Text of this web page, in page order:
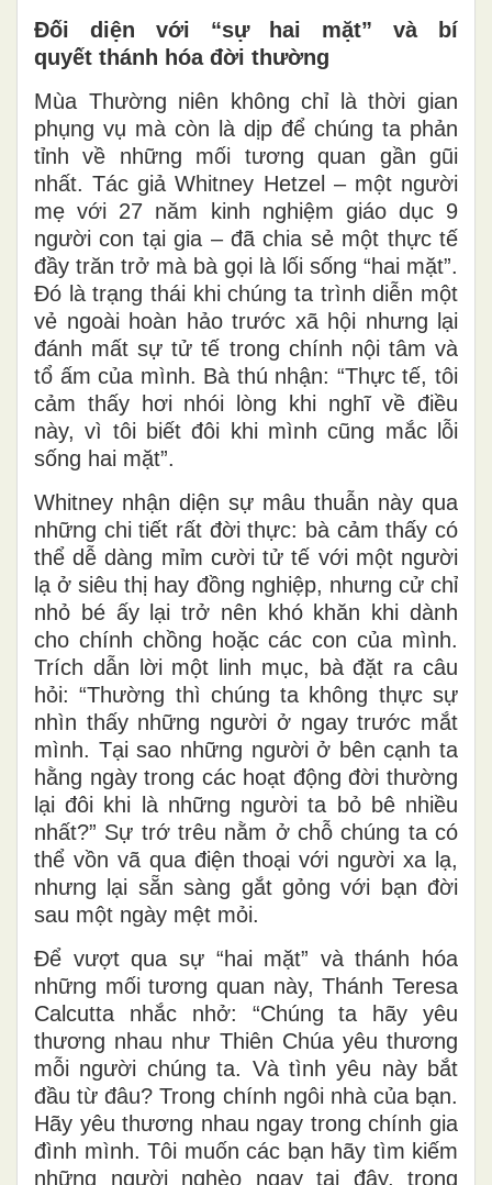
Đối diện với “sự hai mặt” và bí
quyết thánh hóa đời thường
Mùa Thường niên không chỉ là thời gian
phụng vụ mà còn là dịp để chúng ta phản
tỉnh về những mối tương quan gần gũi
nhất. Tác giả Whitney Hetzel – một người
mẹ với 27 năm kinh nghiệm giáo dục 9
người con tại gia – đã chia sẻ một thực tế
đầy trăn trở mà bà gọi là lối sống “hai mặt”.
Đó là trạng thái khi chúng ta trình diễn một
vẻ ngoài hoàn hảo trước xã hội nhưng lại
đánh mất sự tử tế trong chính nội tâm và
tổ ấm của mình. Bà thú nhận: “Thực tế, tôi
cảm thấy hơi nhói lòng khi nghĩ về điều
này, vì tôi biết đôi khi mình cũng mắc lỗi
sống hai mặt”.
Whitney nhận diện sự mâu thuẫn này qua
những chi tiết rất đời thực: bà cảm thấy có
thể dễ dàng mỉm cười tử tế với một người
lạ ở siêu thị hay đồng nghiệp, nhưng cử chỉ
nhỏ bé ấy lại trở nên khó khăn khi dành
cho chính chồng hoặc các con của mình.
Trích dẫn lời một linh mục, bà đặt ra câu
hỏi: “Thường thì chúng ta không thực sự
nhìn thấy những người ở ngay trước mắt
mình. Tại sao những người ở bên cạnh ta
hằng ngày trong các hoạt động đời thường
lại đôi khi là những người ta bỏ bê nhiều
nhất?” Sự trớ trêu nằm ở chỗ chúng ta có
thể vồn vã qua điện thoại với người xa lạ,
nhưng lại sẵn sàng gắt gỏng với bạn đời
sau một ngày mệt mỏi.
Để vượt qua sự “hai mặt” và thánh hóa
những mối tương quan này, Thánh Teresa
Calcutta nhắc nhở: “Chúng ta hãy yêu
thương nhau như Thiên Chúa yêu thương
mỗi người chúng ta. Và tình yêu này bắt
đầu từ đâu? Trong chính ngôi nhà của bạn.
Hãy yêu thương nhau ngay trong chính gia
đình mình. Tôi muốn các bạn hãy tìm kiếm
những người nghèo ngay tại đây, trong